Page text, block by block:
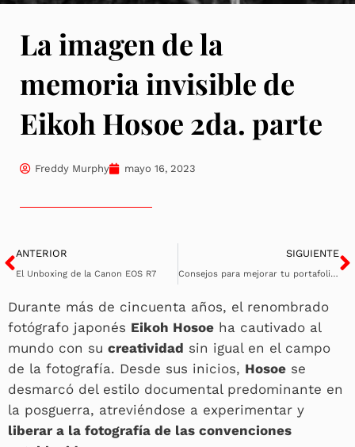
La imagen de la
memoria invisible de
Eikoh Hosoe 2da. parte
Freddy Murphy mayo 16, 2023
Ant
ANTERIOR
El Unboxing de la Canon EOS R7
SIGUIENTE
Consejos para mejorar tu portafolio fotográfico
Durante más de cincuenta años, el renombrado
fotógrafo japonés Eikoh Hosoe ha cautivado al
mundo con su creatividad sin igual en el campo
de la fotografía. Desde sus inicios, Hosoe se
desmarcó del estilo documental predominante en
la posguerra, atreviéndose a experimentar y
liberar a la fotografía de las convenciones